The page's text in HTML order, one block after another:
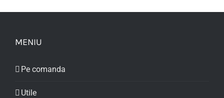
MENIU
Pe comanda
Utile